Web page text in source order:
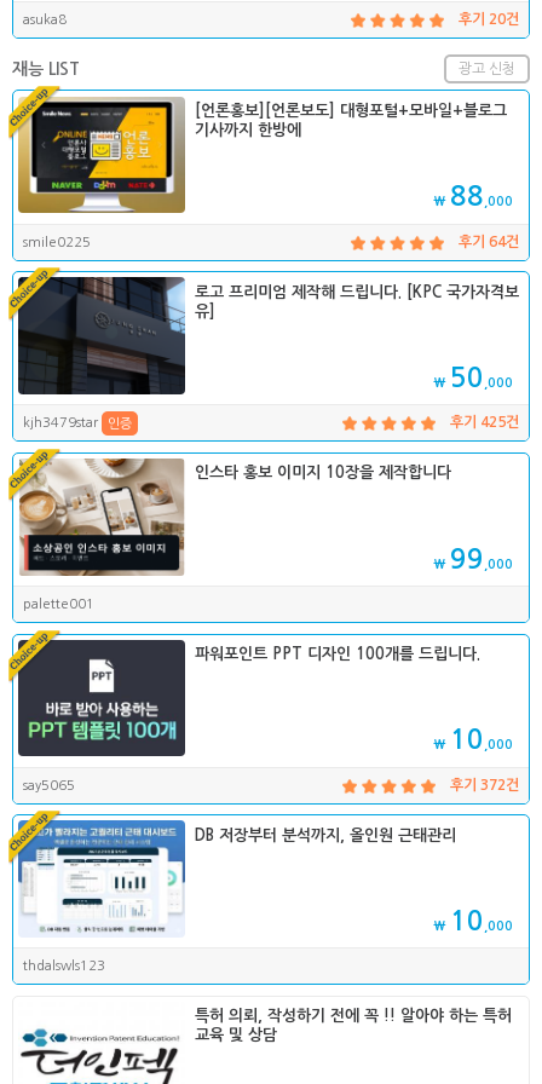
asuka8 후기 20건
광고 신청
재능 LIST
[언론홍보][언론보도] 대형포털+모바일+블로그
기사까지 한방에
₩ 88,000
smile0225 후기 64건
로고 프리미엄 제작해 드립니다. [KPC 국가자격보
유]
₩ 50 ,000
kjh3479star 인증 후기 425건
인스타 홍보 이미지 10장을 제작합니다
₩ 99 ,000
palette001
파워포인트 PPT 디자인 100개를 드립니다.
₩ 10 ,000
say5065 후기 372건
DB 저장부터 분석까지, 올인원 근태관리
₩ 10 ,000
thdalswls123
특허 의뢰, 작성하기 전에 꼭 !! 알아야 하는 특허
교육 및 상담